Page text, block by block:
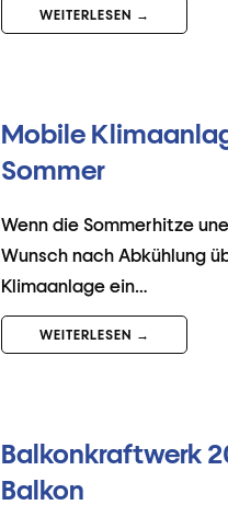
WEITERLESEN →
Mobile
Sommer
Wenn die Sommerhitze
Wunsch nach Abkühlung
Klimaanlage ein…
WEITERLESEN →
Balkonkraftwerk
Balkon